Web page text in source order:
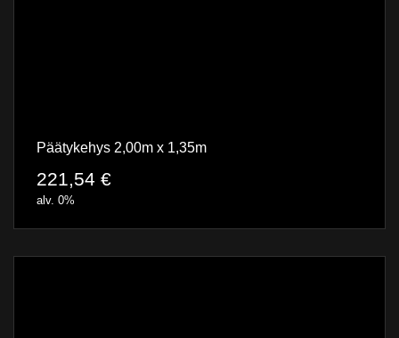
Päätykehys 2,00m x 1,35m
221,54 €
alv. 0%